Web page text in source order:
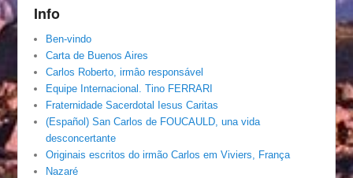
Info
Ben-vindo
Carta de Buenos Aires
Carlos Roberto, irmâo responsável
Equipe Internacional. Tino FERRARI
Fraternidade Sacerdotal Iesus Caritas
(Español) San Carlos de FOUCAULD, una vida
desconcertante
Originais escritos do irmão Carlos em Viviers, França
Nazaré